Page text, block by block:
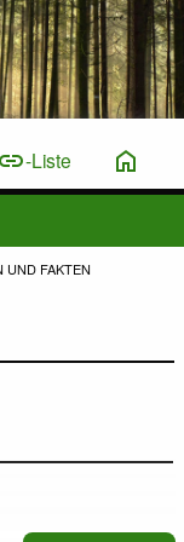
link-Liste home
UND FAKTEN